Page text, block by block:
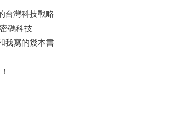
台灣科技戰略
碼科技
我寫的幾本書